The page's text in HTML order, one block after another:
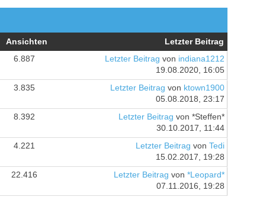
Ansichten Letzter Beitrag
6.887 Letzter Beitrag von indiana1212
19.08.2020, 16:05
3.835 Letzter Beitrag von ktown1900
05.08.2018, 23:17
8.392 Letzter Beitrag von *Steffen*
30.10.2017, 11:44
4.221 Letzter Beitrag von Tedi
15.02.2017, 19:28
22.416 Letzter Beitrag von *Leopard*
07.11.2016, 19:28